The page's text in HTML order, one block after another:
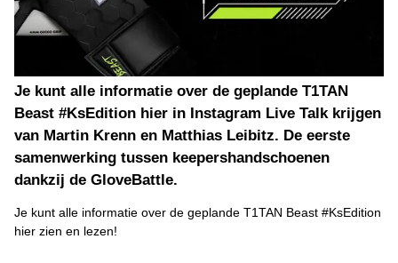
Je kunt alle informatie over de geplande T1TAN
Beast #KsEdition hier in Instagram Live Talk krijgen
van Martin Krenn en Matthias Leibitz. De eerste
samenwerking tussen keepershandschoenen
dankzij de GloveBattle.
Je kunt alle informatie over de geplande T1TAN Beast #KsEdition
hier zien en lezen!